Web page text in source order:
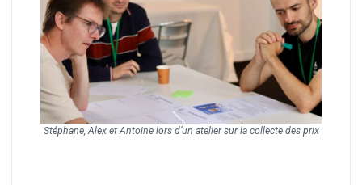
Stéphane, Alex et Antoine lors d’un atelier sur la collecte des prix